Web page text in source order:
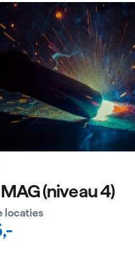
(niveau 4)
locaties